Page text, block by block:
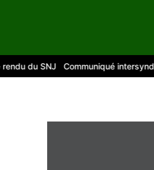
du SNJ Communiqué intersyndical